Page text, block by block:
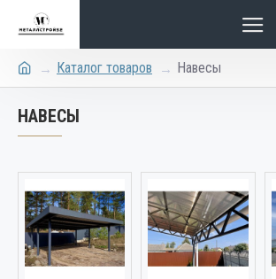
Каталог товаров Навесы
НАВЕСЫ